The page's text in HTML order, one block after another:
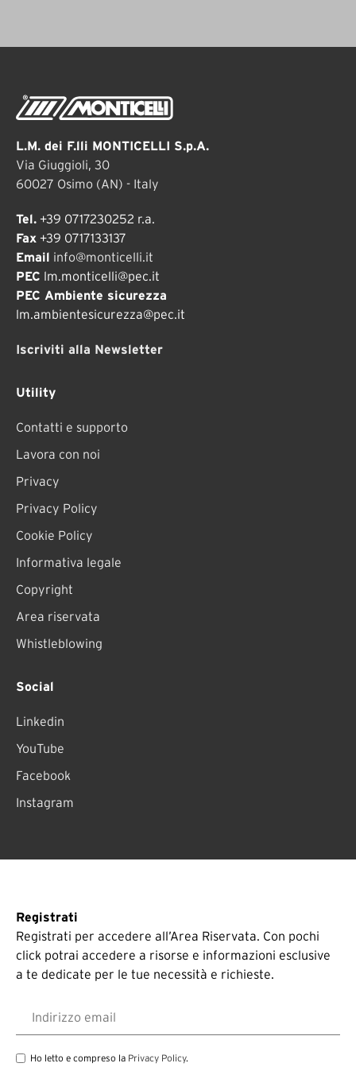
L.M. dei F.lli MONTICELLI S.p.A.
Via Giuggioli, 30
60027 Osimo (AN) - Italy
Tel. +39 0717230252 r.a.
Fax +39 0717133137
Email info@monticelli.it
PEC lm.monticelli@pec.it
PEC Ambiente sicurezza
lm.ambientesicurezza@pec.it
Iscriviti alla Newsletter
Utility
Contatti e supporto
Lavora con noi
Privacy
Privacy Policy
Cookie Policy
Informativa legale
Copyright
Area riservata
Whistleblowing
Social
Linkedin
YouTube
Facebook
Instagram
Registrati
Registrati per accedere all’Area Riservata. Con pochi
click potrai accedere a risorse e informazioni esclusive
a te dedicate per le tue necessità e richieste.
Ho letto e compreso la Privacy Policy.